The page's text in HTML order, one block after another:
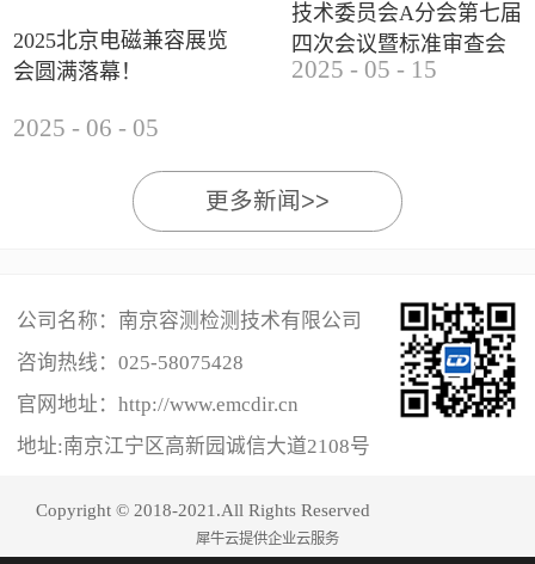
2025北京电磁兼容展览
会圆满落幕！
2025 - 06 - 05
技术委员会A分会第七届
四次会议暨标准审查会
成功举办
2025 - 05 - 15
更多新闻>>
公司名称：南京容测检测技术有限公司
咨询热线： 025-58075428
官网地址：http://www.emcdir.cn
地址:南京江宁区高新园诚信大道2108号
Copyright © 2018-2021.All Rights Reserved
犀牛云提供企业云服务